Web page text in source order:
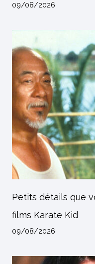
09/08/2026
Petits détails que
films Karate Kid
09/08/2026